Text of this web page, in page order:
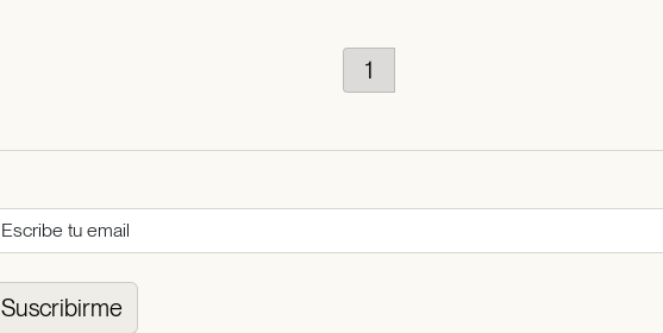
1
Suscribirme